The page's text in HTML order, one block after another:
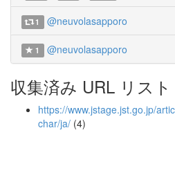
1 @neuvolasapporo
1 @neuvolasapporo
収集済み URL リスト
https://www.jstage.jst.go.jp/
char/ja/ (4)